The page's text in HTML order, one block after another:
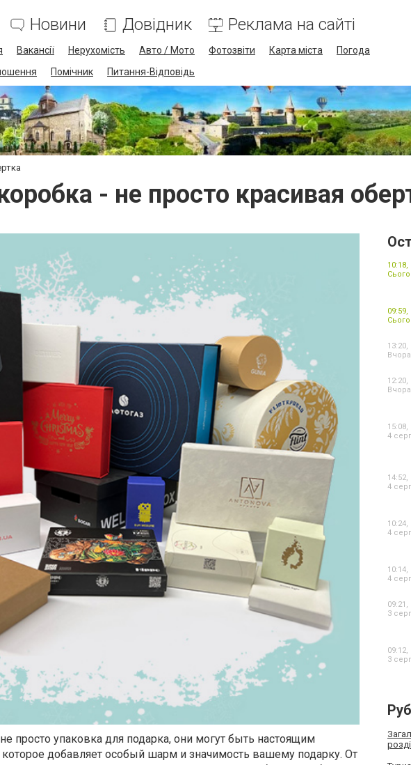
Новини Довідник Реклама на сайті
Вакансії Нерухомість Авто / Мото Фотозвіти Карта міста
Погода
Помічник Питання-Відповідь
- не просто красивая
просто упаковка для подарка, они могут быть настоящим
добавляет особый шарм и значимость вашему подарку. От
10:18,
09:59,
13:20,
Вчора
12:20,
Вчора
15:08,
4
14:52,
4
10:24,
4
10:14,
4
09:21,
3
09:12,
3